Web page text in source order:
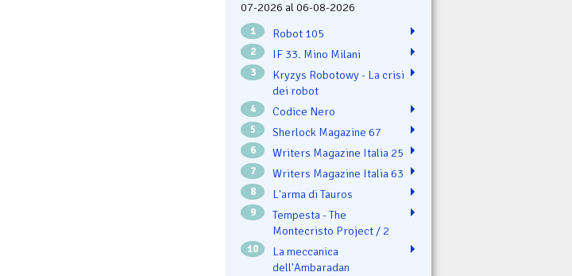
07-2026 al 06-08-2026
1 Robot 105
2 IF 33. Mino Milani
3
Kryzys Robotowy - La crisi
dei robot
4 Codice Nero
5 Sherlock Magazine 67
6 Writers Magazine Italia 25
7 Writers Magazine Italia 63
8 L'arma di Tauros
9
Tempesta - The
Montecristo Project / 2
10
La meccanica
dell'Ambaradan